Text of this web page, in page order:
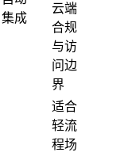
成
云端
合规
与访
问边
界
适合
轻流
程场